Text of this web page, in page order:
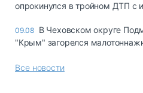
опрокинулся в тройном ДТП с
09.08 В Чеховском округе
"Крым" загорелся
Все новости